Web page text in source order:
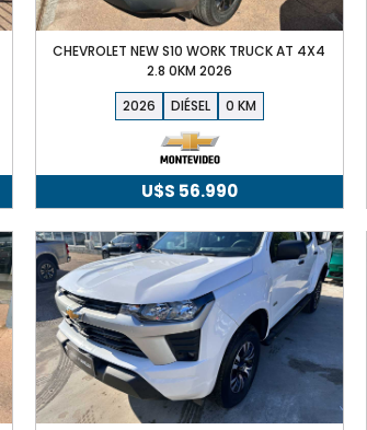
CHEVROLET NEW S10 WORK TRUCK AT 4X4
2.8 0KM 2026
2026
DIÉSEL 0
U$S 56.990